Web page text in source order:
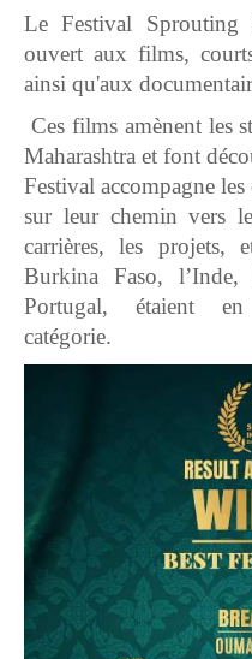
Le Festival Sprouting
ouvert aux films,
ainsi qu'aux
Ces films amènent les
Maharashtra et font
Festival accompagne
sur leur chemin vers
carrières, les
Burkina Faso,
Portugal, étaient
catégorie.